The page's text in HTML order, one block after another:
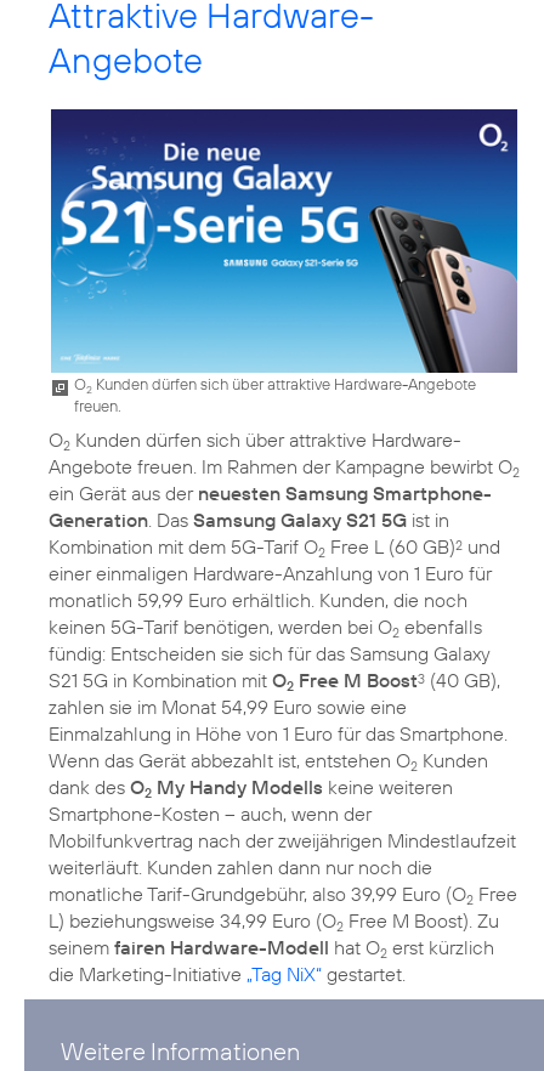
Attraktive Hardware-
Angebote
O2 Kunden dürfen sich über attraktive Hardware-Angebote
freuen.
O2 Kunden dürfen sich über attraktive Hardware-
Angebote freuen. Im Rahmen der Kampagne bewirbt O2
ein Gerät aus der neuesten Samsung Smartphone-
Generation . Das Samsung Galaxy S21 5G ist in
Kombination mit dem 5G-Tarif O2 Free L (60 GB)2 und
einer einmaligen Hardware-Anzahlung von 1 Euro für
monatlich 59,99 Euro erhältlich. Kunden, die noch
keinen 5G-Tarif benötigen, werden bei O2 ebenfalls
fündig: Entscheiden sie sich für das Samsung Galaxy
S21 5G in Kombination mit O2 Free M Boost3 (40 GB),
zahlen sie im Monat 54,99 Euro sowie eine
Einmalzahlung in Höhe von 1 Euro für das Smartphone.
Wenn das Gerät abbezahlt ist, entstehen O2 Kunden
dank des O2 My Handy Modells keine weiteren
Smartphone-Kosten – auch, wenn der
Mobilfunkvertrag nach der zweijährigen Mindestlaufzeit
weiterläuft. Kunden zahlen dann nur noch die
monatliche Tarif-Grundgebühr, also 39,99 Euro (O2 Free
L) beziehungsweise 34,99 Euro (O2 Free M Boost). Zu
seinem fairen Hardware-Modell hat O2 erst kürzlich
die Marketing-Initiative „Tag NiX“
Weitere Informationen